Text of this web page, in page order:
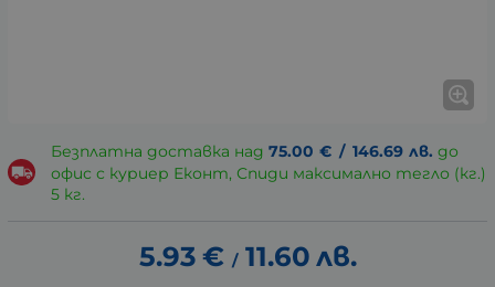
Безплатна доставка над 75.00 € / 146.69 лв. до
офис с куриер Еконт, Спиди максимално тегло (кг.)
5 кг.
5.93 € / 11.60 лв.